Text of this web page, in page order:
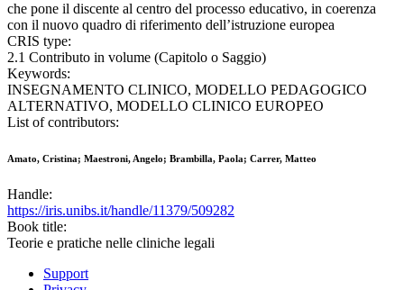
che pone il discente al centro del processo educativo, in coerenza
con il nuovo quadro di riferimento dell’istruzione europea
CRIS type:
2.1 Contributo in volume (Capitolo o Saggio)
Keywords:
INSEGNAMENTO CLINICO, MODELLO PEDAGOGICO
ALTERNATIVO, MODELLO CLINICO EUROPEO
List of contributors:
Amato, Cristina; Maestroni, Angelo; Brambilla, Paola; Carrer, Matteo
Handle:
https://iris.unibs.it/handle/11379/509282
Book title:
Teorie e pratiche nelle cliniche legali
Support